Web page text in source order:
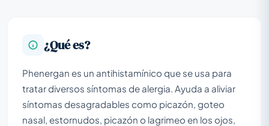
¿Qué es?
Phenergan es un antihistamínico que se usa para
tratar diversos síntomas de alergia. Ayuda a aliviar
síntomas desagradables como picazón, goteo
nasal, estornudos, picazón o lagrimeo en los ojos,